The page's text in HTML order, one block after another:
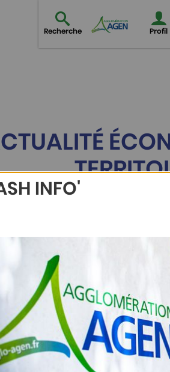
Recherche Profil
les actualités
INFO'